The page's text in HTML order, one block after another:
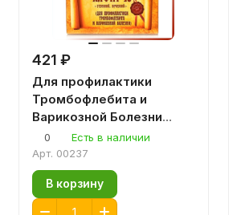
421 ₽
Для профилактики
Тромбофлебита и
Варикозной Болезни
Алфит 18 ( 60 по гр.)
фитосбор
0
Есть в наличии
Арт. 00237
В корзину